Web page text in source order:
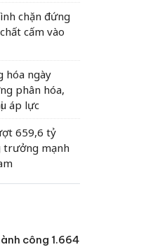
chặn đứng
cấm vào
hóa ngày
phân hóa,
áp lực
659,6 tỷ
trưởng mạnh
công 1.664